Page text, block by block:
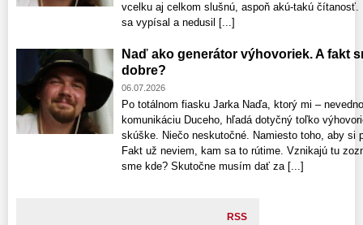
vcelku aj celkom slušnú, aspoň akú-takú
sa vypísal a nedusil [...]
Naď ako generátor výhovoriek. A fakt
dobre?
06.07.2026
Po totálnom fiasku Jarka Naďa, ktorý mi –
komunikáciu Duceho, hľadá dotyčný toľko
skúške. Niečo neskutočné. Namiesto toho, aby si
Fakt už neviem, kam sa to rútime. Vznikajú tu
sme kde? Skutočne musím dať za [...]
RSS